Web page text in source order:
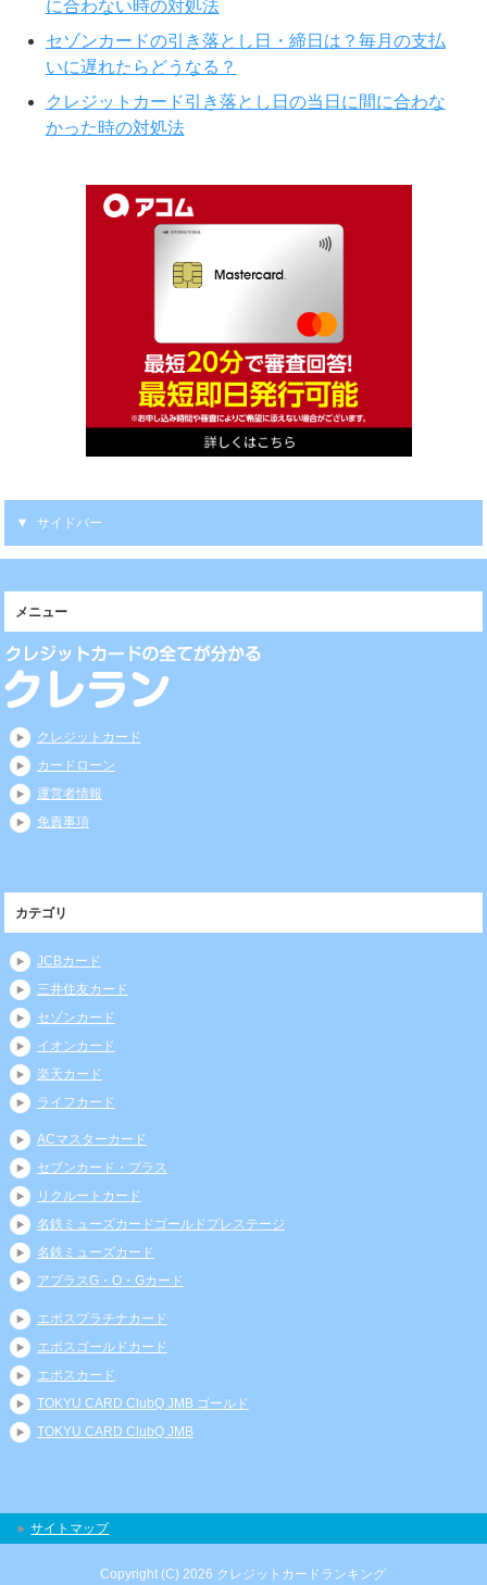
に合わない時の対処法
セゾンカードの引き落とし日・締日は？毎月の支払
いに遅れたらどうなる？
クレジットカード引き落とし日の当日に間に合わな
かった時の対処法
サイドバー
メニュー
クレジットカード
カードローン
運営者情報
免責事項
カテゴリ
JCBカード
三井住友カード
セゾンカード
イオンカード
楽天カード
ライフカード
ACマスターカード
セブンカード・プラス
リクルートカード
名鉄ミューズカードゴールドプレステージ
名鉄ミューズカード
アプラスG・O・Gカード
エポスプラチナカード
エポスゴールドカード
エポスカード
TOKYU CARD ClubQ JMB ゴールド
TOKYU CARD ClubQ JMB
サイトマップ
Copyright (C) 2026 クレジットカードランキング